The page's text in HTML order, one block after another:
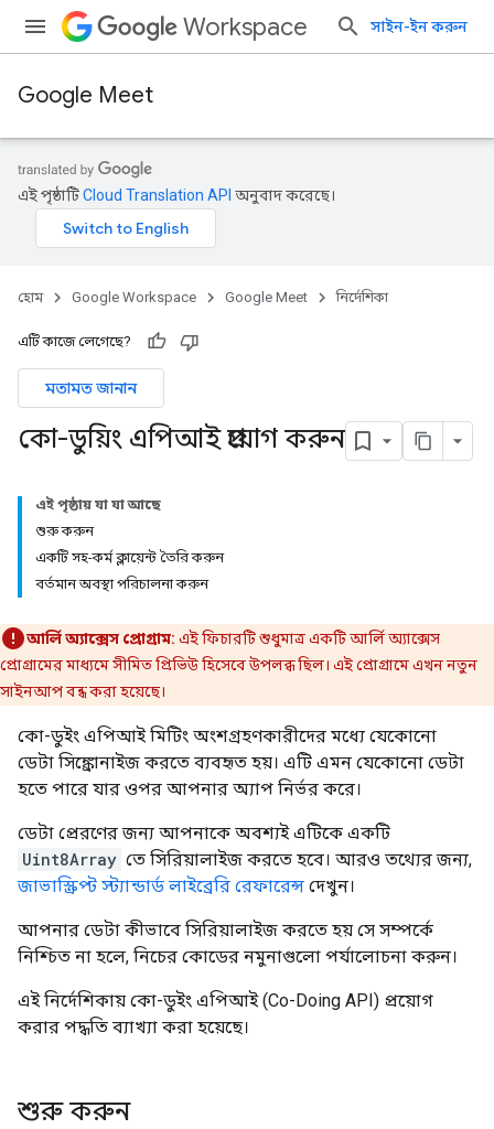
Workspace সাইন-ইন করুন
Google Meet
এই পৃষ্ঠাটিCloud Translation API অনুবাদ করেছে।
হোম Google Workspace Google Meet নির্দেশিকা
এটি কাজে লেগেছে?
মতামত জানান
কো-ডুয়িং এপিআই প্রয়োগ করুন
এই পৃষ্ঠায় যা যা আছে
শুরু করুন
একটি সহ-কর্ম ক্লায়েন্ট তৈরি করুন
বর্তমান অবস্থা পরিচালনা করুন
আর্লি অ্যাক্সেস প্রোগ্রাম: এই ফিচারটি শুধুমাত্র একটি আর্লি অ্যাক্সেস
প্রোগ্রামের মাধ্যমে সীমিত প্রিভিউ হিসেবে উপলব্ধ ছিল। এই প্রোগ্রামে এখন নতুন
সাইনআপ বন্ধ করা হয়েছে।
কো-ডুইং এপিআই মিটিং অংশগ্রহণকারীদের মধ্যে যেকোনো
ডেটা সিঙ্ক্রোনাইজ করতে ব্যবহৃত হয়। এটি এমন যেকোনো ডেটা
হতে পারে যার ওপর আপনার অ্যাপ নির্ভর করে।
ডেটা প্রেরণের জন্য আপনাকে অবশ্যই এটিকে একটি
Uint8Array তে সিরিয়ালাইজ করতে হবে। আরও তথ্যের জন্য,
জাভাস্ক্রিপ্ট স্ট্যান্ডার্ড লাইব্রেরি রেফারেন্স দেখুন।
আপনার ডেটা কীভাবে সিরিয়ালাইজ করতে হয় সে সম্পর্কে
নিশ্চিত না হলে, নিচের কোডের নমুনাগুলো পর্যালোচনা করুন।
এই নির্দেশিকায় কো-ডুইং এপিআই (Co-Doing API) প্রয়োগ
করার পদ্ধতি ব্যাখ্যা করা হয়েছে।
শুরু করুন